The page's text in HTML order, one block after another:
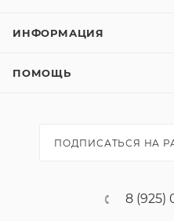
ИНФОРМАЦИЯ
ПОМОЩЬ
ПОДПИСАТЬСЯ НА
8 (925)